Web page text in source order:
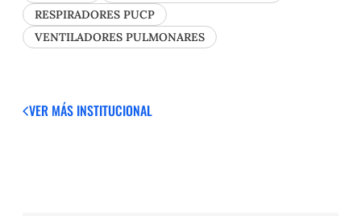
RESPIRADORES PUCP
VENTILADORES PULMONARES
VER MÁS INSTITUCIONAL